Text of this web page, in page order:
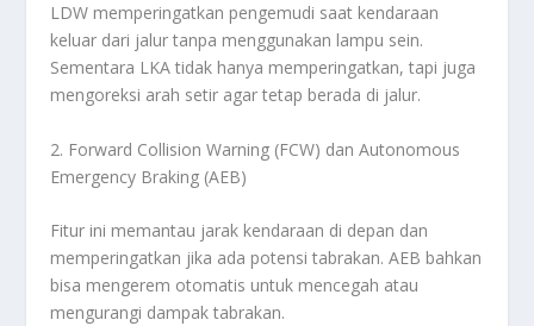
LDW memperingatkan pengemudi saat kendaraan
keluar dari jalur tanpa menggunakan lampu sein.
Sementara LKA tidak hanya memperingatkan, tapi juga
mengoreksi arah setir agar tetap berada di jalur.
2. Forward Collision Warning (FCW) dan Autonomous
Emergency Braking (AEB)
Fitur ini memantau jarak kendaraan di depan dan
memperingatkan jika ada potensi tabrakan. AEB bahkan
bisa mengerem otomatis untuk mencegah atau
mengurangi dampak tabrakan.